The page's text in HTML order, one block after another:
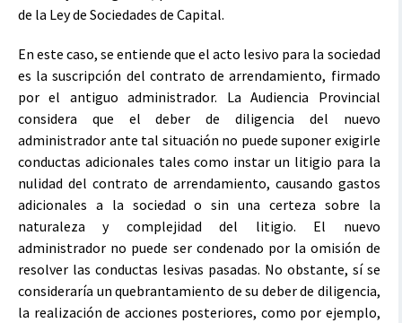
de la Ley de Sociedades de Capital.
En este caso, se entiende que el acto lesivo para la sociedad
es la suscripción del contrato de arrendamiento, firmado
por el antiguo administrador. La Audiencia Provincial
considera que el deber de diligencia del nuevo
administrador ante tal situación no puede suponer exigirle
conductas adicionales tales como instar un litigio para la
nulidad del contrato de arrendamiento, causando gastos
adicionales a la sociedad o sin una certeza sobre la
naturaleza y complejidad del litigio. El nuevo
administrador no puede ser condenado por la omisión de
resolver las conductas lesivas pasadas. No obstante, sí se
consideraría un quebrantamiento de su deber de diligencia,
la realización de acciones posteriores, como por ejemplo,